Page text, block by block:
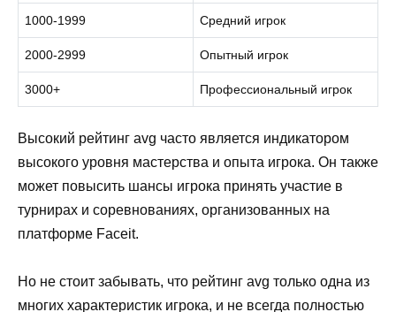
1000-1999 Средний игрок
2000-2999 Опытный игрок
3000+ Профессиональный игрок
Высокий рейтинг avg часто является индикатором
высокого уровня мастерства и опыта игрока. Он также
может повысить шансы игрока принять участие в
турнирах и соревнованиях, организованных на
платформе Faceit.
Но не стоит забывать, что рейтинг avg только одна из
многих характеристик игрока, и не всегда полностью